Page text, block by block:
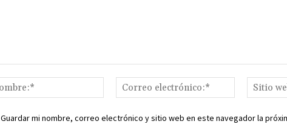
Nombre:*
Correo
electrónico:*
Guardar mi nombre, correo electrónico y sitio web en este navegador la